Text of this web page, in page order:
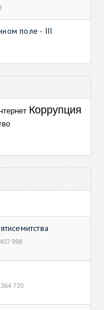
поле - III
Коррупция
407 998
364 720